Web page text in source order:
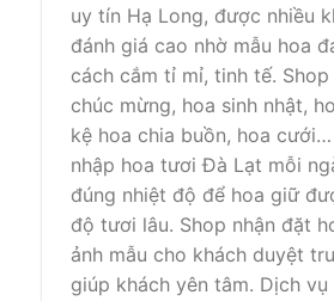
uy tín Hạ Long, được nhiều
đánh giá cao nhờ mẫu hoa
cách cắm tỉ mỉ, tinh tế. Shop
chúc mừng, hoa sinh nhật,
kệ hoa chia buồn, hoa
nhập hoa tươi Đà Lạt mỗi
đúng nhiệt độ để hoa giữ
độ tươi lâu. Shop nhận đặt
ảnh mẫu cho khách duyệt
giúp khách yên tâm. Dịch